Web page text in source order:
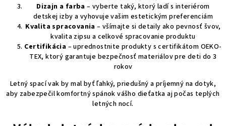
Dizajn a farba – vyberte taký, ktorý ladí s interiérom
detskej izby a vyhovuje vašim estetickým preferenciám
Kvalita spracovania – všímajte si detaily ako pevnosť švov,
kvalita zipsu a celkové spracovanie produktu
Certifikácia – uprednostnite produkty s certifikátom OEKO-
TEX, ktorý garantuje bezpečnosť materiálov pre deti do 3
rokov
Letný spací vak by mal byť ľahký, priedušný a príjemný na dotyk,
aby zabezpečil komfortný spánok vášho dieťatka aj počas teplých
letných nocí.